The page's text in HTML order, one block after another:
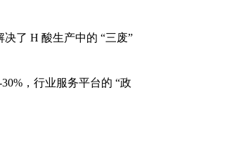
了 H 酸生产中的 “三废”
，行业服务平台的 “政